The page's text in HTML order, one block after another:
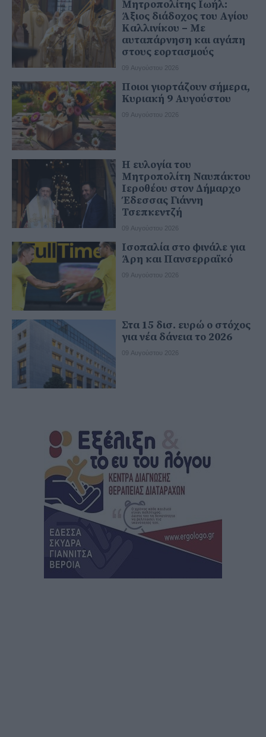
Μητροπολίτης Ιωήλ:
Άξιος διάδοχος του Αγίου
Καλλινίκου – Με
αυταπάρνηση και αγάπη
στους εορτασμούς
09 Αυγούστου 2026
Ποιοι γιορτάζουν σήμερα,
Κυριακή 9 Αυγούστου
09 Αυγούστου 2026
Η ευλογία του
Μητροπολίτη Ναυπάκτου
Ιεροθέου στον Δήμαρχο
Έδεσσας Γιάννη
Τσεπκεντζή
09 Αυγούστου 2026
Ισοπαλία στο φινάλε για
Άρη και Πανσερραϊκό
09 Αυγούστου 2026
Στα 15 δισ. ευρώ ο στόχος
για νέα δάνεια το 2026
09 Αυγούστου 2026